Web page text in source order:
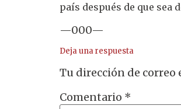
país después de que sea
—000—
Deja una respuesta
Tu dirección de correo
Comentario *